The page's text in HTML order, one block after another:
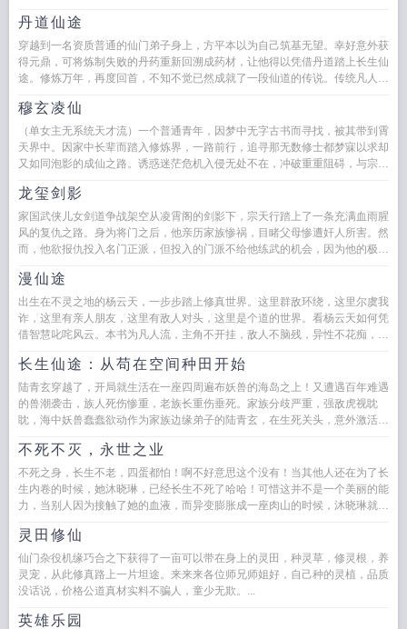
丹道仙途
穿越到一名资质普通的仙门弟子身上，方平本以为自己筑基无望。幸好意外获
得元鼎，可将炼制失败的丹药重新回溯成药材，让他得以凭借丹道踏上长生仙
途。修炼万年，再度回首，不知不觉已然成就了一段仙道的传说。传统凡人
穆玄凌仙
（单女主无系统天才流）一个普通青年，因梦中无字古书而寻找，被其带到霄
天界中。因家中长辈而踏入修炼界，一路前行，追寻那无数修士都梦寐以求却
又如同泡影的成仙之路。诱惑迷茫危机入侵无处不在，冲破重重阻碍，与宗门
龙玺剑影
家国武侠儿女剑道争战架空从凌霄阁的剑影下，宗天行踏上了一条充满血雨腥
风的复仇之路。身为将门之后，他亲历家族惨祸，目睹父母惨遭奸人所害。然
而，他欲报仇投入名门正派，但投入的门派不给他练武的机会，因为他的极阴
漫仙途
出生在不灵之地的杨云天，一步步踏上修真世界。这里群敌环绕，这里尔虞我
诈，这里有亲人朋友，这里有敌人对头，这里是个道的世界。看杨云天如何凭
借智慧叱咤风云。本书为凡人流，主角不开挂，敌人不脑残，异性不花痴，这
长生仙途：从苟在空间种田开始
陆青玄穿越了，开局就生活在一座四周遍布妖兽的海岛之上！又遭遇百年难遇
的兽潮袭击，族人死伤惨重，老族长重伤垂死。家族分歧严重，强敌虎视眈
眈，海中妖兽蠢蠢欲动作为家族边缘弟子的陆青玄，在生死关头，意外激活祖
不死不灭，永世之业
不死之身，长生不老，四蛋都怕！啊不好意思这个没有！当其他人还在为了长
生内卷的时候，她沐晓琳，已经长生不死了哈哈！可惜这并不是一个美丽的能
力，当别人因为接触了她的血液，而异变膨胀成一座肉山的时候，沐晓琳就知
灵田修仙
仙门杂役机缘巧合之下获得了一亩可以带在身上的灵田，种灵草，修灵根，养
灵宠，从此修真路上一片坦途。来来来各位师兄师姐好，自己种的灵植，品质
没话说，价格公道真材实料不骗人，童少无欺。...
英雄乐园